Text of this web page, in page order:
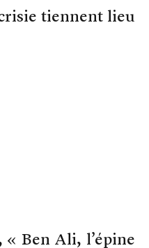
tiennent lieu
Ben Ali, l’épine